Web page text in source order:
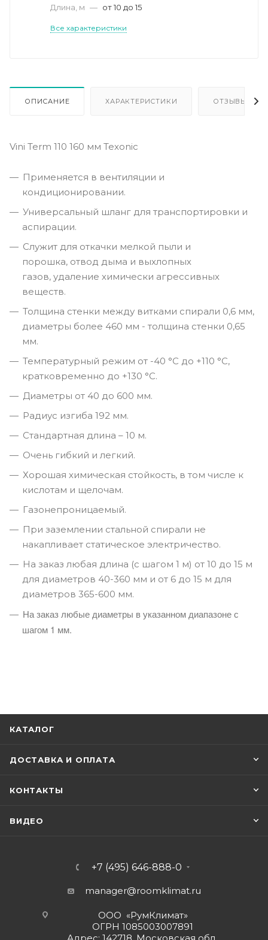
Длина, м — от 10 до 15
Все характеристики
ОПИСАНИЕ ХАРАКТЕРИСТИКИ ОТЗЫВЫ
Vini Term 110 160 мм Texonic
Применяется в вентиляции и
кондиционировании.
Универсальный шланг для транспортировки и
аспирации.
Служит для откачки мелкой пыли и
порошка, отвод дыма и выхлопных
газов, удаление химически агрессивных
веществ.
Толщина стенки между витками спирали 0,6 мм,
диаметры более 460 мм - толщина стенки 0,65
мм.
Температурный режим от -40 °С до +110 °С,
кратковременно до +130 °С.
Диаметры от 40 до 600 мм.
Радиус изгиба 192 мм.
Стандартная длина – 10 м.
Очень гибкий и легкий.
Хорошая химическая стойкость, в том числе к
кислотам и щелочам.
Газонепроницаемый.
При заземлении стальной спирали не
накапливает статическое электричество.
На заказ любая длина (с шагом 1 м) от 10 до 15 м
для диаметров 40-360 мм и от 6 до 15 м для
диаметров 365-600 мм.
На заказ любые диаметры в указанном диапазоне с
шагом 1 мм.
КАТАЛОГ
ДОСТАВКА И ОПЛАТА
КОНТАКТЫ
ВИДЕО
+7 (495) 646-888-0
manager@roomklimat.ru
ООО «РумКлимат»
ОГРН 1085003007891